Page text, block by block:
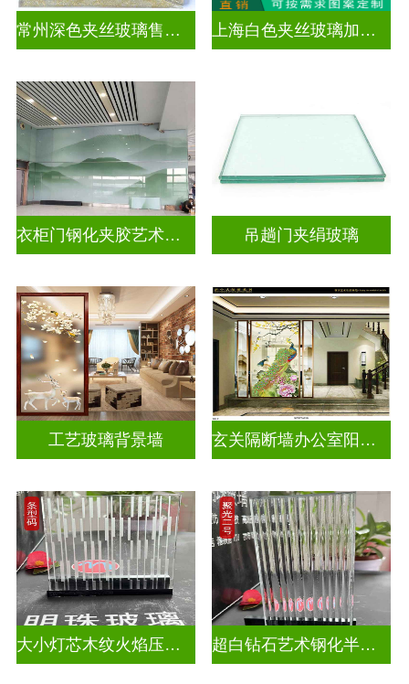
常州深色夹丝玻璃售价多少 上海白色夹丝玻璃加工厂
衣柜门钢化夹胶艺术玻璃 吊趟门夹绢玻璃
工艺玻璃背景墙 玄关隔断墙办公室阳台挡门山水画背景墙玻璃
大小灯芯木纹火焰压花玻璃 超白钻石艺术钢化半透明压花玻璃